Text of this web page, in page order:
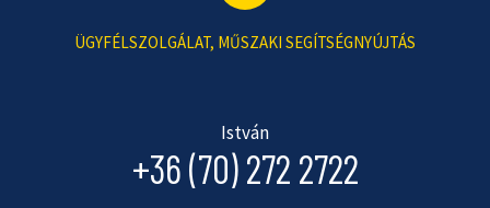
ÜGYFÉLSZOLGÁLAT, MŰSZAKI SEGÍTSÉGNYÚJTÁS
István
+36 (70) 272 2722